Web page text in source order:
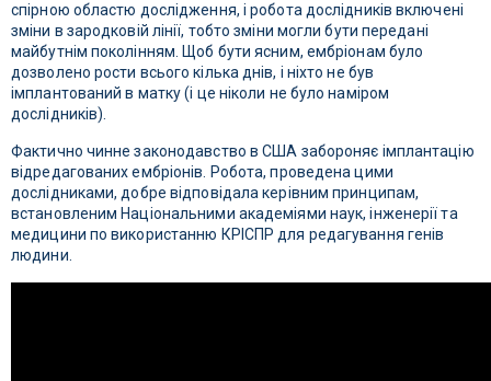
спірною областю дослідження, і робота дослідників включені
зміни в зародковій лінії, тобто зміни могли бути передані
майбутнім поколінням. Щоб бути ясним, ембріонам було
дозволено рости всього кілька днів, і ніхто не був
імплантований в матку (і це ніколи не було наміром
дослідників).
Фактично чинне законодавство в США забороняє імплантацію
відредагованих ембріонів. Робота, проведена цими
дослідниками, добре відповідала керівним принципам,
встановленим Національними академіями наук, інженерії та
медицини по використанню КРІСПР для редагування генів
людини.